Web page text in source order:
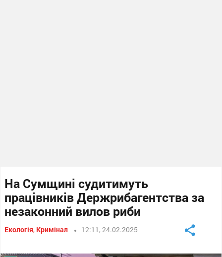
На Сумщині судитимуть
працівників Держрибагентства за
незаконний вилов риби
Екологія, Кримінал 12:11, 24.02.2025